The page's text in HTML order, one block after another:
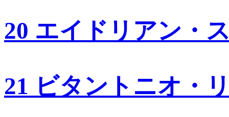
20 エイドリアン・
21 ビタントニオ・